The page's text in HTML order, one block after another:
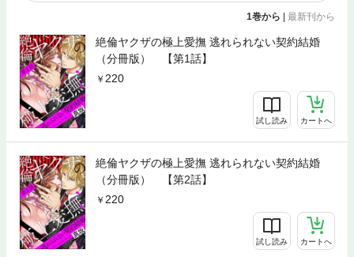
1巻から | 最新刊から
絶倫ヤクザの極上愛撫 逃れられない契約結婚
（分冊版） 【第1話】
220
試し読み カートへ
絶倫ヤクザの極上愛撫 逃れられない契約結婚
（分冊版） 【第2話】
220
試し読み カートへ